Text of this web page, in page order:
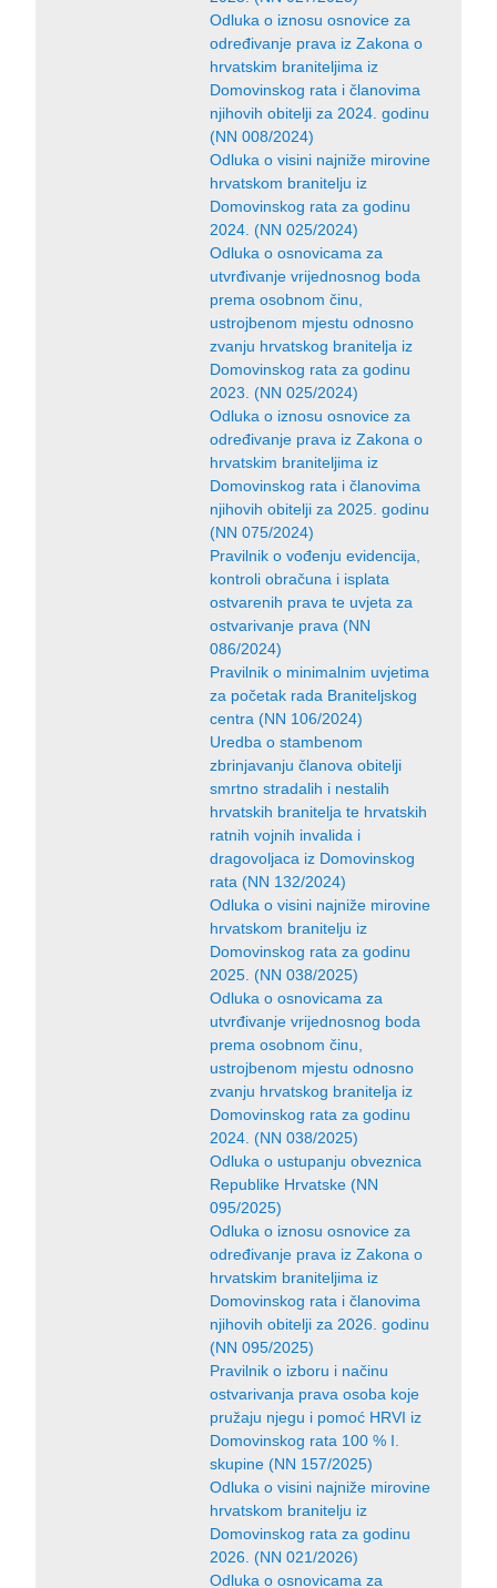
Odluka o iznosu osnovice za
određivanje prava iz Zakona o
hrvatskim braniteljima iz
Domovinskog rata i članovima
njihovih obitelji za 2024. godinu
(NN 008/2024)
Odluka o visini najniže mirovine
hrvatskom branitelju iz
Domovinskog rata za godinu
2024. (NN 025/2024)
Odluka o osnovicama za
utvrđivanje vrijednosnog boda
prema osobnom činu,
ustrojbenom mjestu odnosno
zvanju hrvatskog branitelja iz
Domovinskog rata za godinu
2023. (NN 025/2024)
Odluka o iznosu osnovice za
određivanje prava iz Zakona o
hrvatskim braniteljima iz
Domovinskog rata i članovima
njihovih obitelji za 2025. godinu
(NN 075/2024)
Pravilnik o vođenju evidencija,
kontroli obračuna i isplata
ostvarenih prava te uvjeta za
ostvarivanje prava (NN
086/2024)
Pravilnik o minimalnim uvjetima
za početak rada Braniteljskog
centra (NN 106/2024)
Uredba o stambenom
zbrinjavanju članova obitelji
smrtno stradalih i nestalih
hrvatskih branitelja te hrvatskih
ratnih vojnih invalida i
dragovoljaca iz Domovinskog
rata (NN 132/2024)
Odluka o visini najniže mirovine
hrvatskom branitelju iz
Domovinskog rata za godinu
2025. (NN 038/2025)
Odluka o osnovicama za
utvrđivanje vrijednosnog boda
prema osobnom činu,
ustrojbenom mjestu odnosno
zvanju hrvatskog branitelja iz
Domovinskog rata za godinu
2024. (NN 038/2025)
Odluka o ustupanju obveznica
Republike Hrvatske (NN
095/2025)
Odluka o iznosu osnovice za
određivanje prava iz Zakona o
hrvatskim braniteljima iz
Domovinskog rata i članovima
njihovih obitelji za 2026. godinu
(NN 095/2025)
Pravilnik o izboru i načinu
ostvarivanja prava osoba koje
pružaju njegu i pomoć HRVI iz
Domovinskog rata 100 % I.
skupine (NN 157/2025)
Odluka o visini najniže mirovine
hrvatskom branitelju iz
Domovinskog rata za godinu
2026. (NN 021/2026)
Odluka o osnovicama za